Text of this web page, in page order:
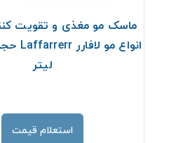
ماسک مو مغذی و تقویت
لیتر
استعلام قیمت